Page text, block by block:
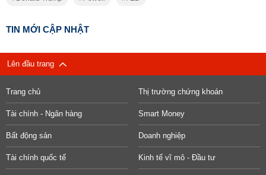
TIN MỚI CẬP NHẬT
Lên đầu trang
Trang chủ Thị trường chứng khoán
Tài chính - Ngân hàng Smart Money
Bất động sản Doanh nghiệp
Tài chính quốc tế Kinh tế vĩ mô - Đầu tư